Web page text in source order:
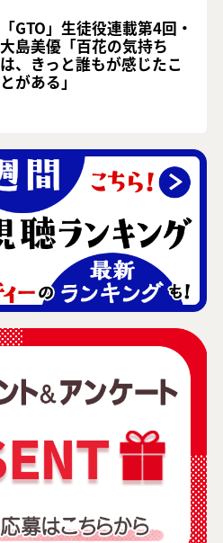
「GTO」生徒役連載第4回・
大島美優「百花の気持ち
は、きっと誰もが感じたこ
とがある」